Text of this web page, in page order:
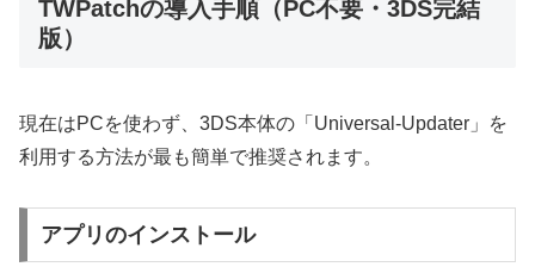
TWPatchの導入手順（PC不要・3DS完結
版）
現在はPCを使わず、3DS本体の「Universal-Updater」を
利用する方法が最も簡単で推奨されます。
アプリのインストール